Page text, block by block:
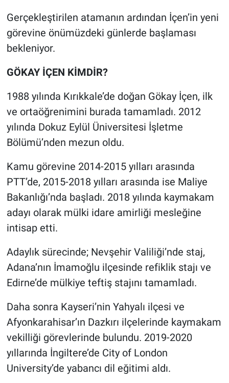
Gerçekleştirilen atamanın ardından İçen’in yeni
görevine önümüzdeki günlerde başlaması
bekleniyor.
GÖKAY İÇEN KİMDİR?
1988 yılında Kırıkkale’de doğan Gökay İçen, ilk
ve ortaöğrenimini burada tamamladı. 2012
yılında Dokuz Eylül Üniversitesi İşletme
Bölümü’nden mezun oldu.
Kamu görevine 2014-2015 yılları arasında
PTT’de, 2015-2018 yılları arasında ise Maliye
Bakanlığı’nda başladı. 2018 yılında kaymakam
adayı olarak mülki idare amirliği mesleğine
intisap etti.
Adaylık sürecinde; Nevşehir Valiliği’nde staj,
Adana’nın İmamoğlu ilçesinde refiklik stajı ve
Edirne’de mülkiye teftiş stajını tamamladı.
Daha sonra Kayseri’nin Yahyalı ilçesi ve
Afyonkarahisar’ın Dazkırı ilçelerinde kaymakam
vekilliği görevlerinde bulundu. 2019-2020
yıllarında İngiltere’de City of London
University’de yabancı dil eğitimi aldı.